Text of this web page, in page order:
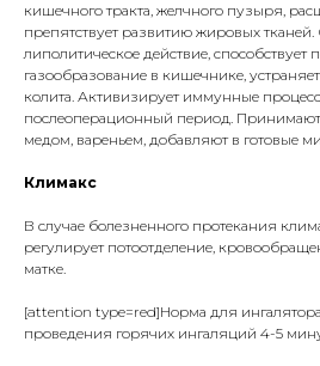
кишечного тракта, желчного пузыря,
препятствует развитию жировых тканей.
липолитическое действие,
газообразование в кишечнике,
колита. Активизирует иммунные
послеоперационный период.
медом, вареньем, добавляют в готовые
Климакс
В случае болезненного протекания
регулирует потоотделение,
матке.
[attention type=red]Норма для
проведения горячих ингаляций 4-5